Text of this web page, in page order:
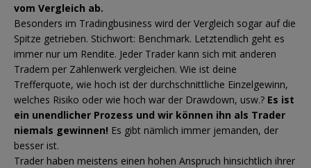
vom Vergleich ab.
Besonders im Tradingbusiness wird der Vergleich sogar auf die
Spitze getrieben. Stichwort: Benchmark. Letztendlich geht es
immer nur um Rendite. Jeder Trader kann sich mit anderen
Tradern per Zahlenwerk vergleichen. Wie ist deine
Trefferquote, wie hoch ist der durchschnittliche Einzelgewinn,
welches Risiko oder wie hoch war der Drawdown, usw.? Es ist
ein unendlicher Prozess und wir können ihn als Trader
niemals gewinnen! Es gibt nämlich immer jemanden, der
besser ist.
Trader haben meistens einen hohen Anspruch hinsichtlich ihrer